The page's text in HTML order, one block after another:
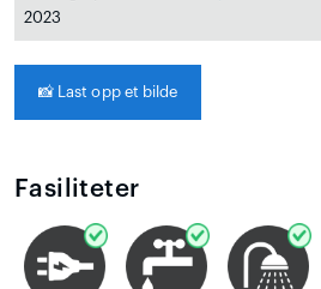
2023
📸 Last opp et bilde
Fasiliteter